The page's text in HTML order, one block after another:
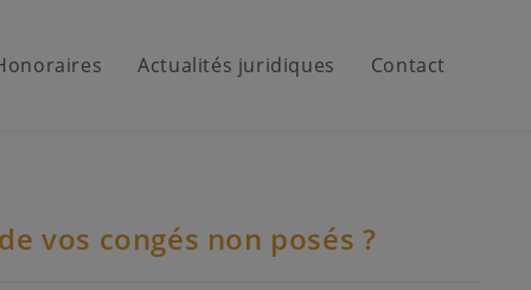
Actualités juridiques Contact
vos congés non posés ?